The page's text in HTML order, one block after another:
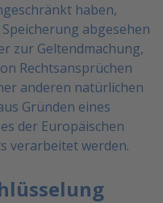
haben,
abgesehen
zur Geltendmachung,
Rechtsansprüchen
anderen natürlichen
Gründen eines
der Europäischen
verarbeitet werden.